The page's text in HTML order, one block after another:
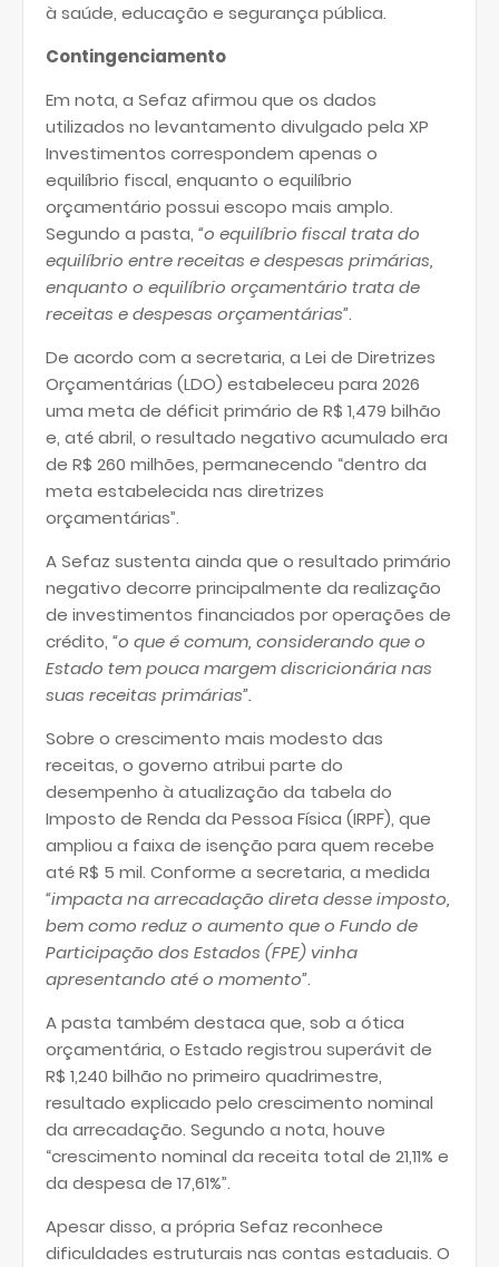
à saúde, educação e segurança pública.
Contingenciamento
Em nota, a Sefaz afirmou que os dados
utilizados no levantamento divulgado pela XP
Investimentos correspondem apenas o
equilíbrio fiscal, enquanto o equilíbrio
orçamentário possui escopo mais amplo.
Segundo a pasta, “o equilíbrio fiscal trata do
equilíbrio entre receitas e despesas primárias,
enquanto o equilíbrio orçamentário trata de
receitas e despesas orçamentárias”.
De acordo com a secretaria, a Lei de Diretrizes
Orçamentárias (LDO) estabeleceu para 2026
uma meta de déficit primário de R$ 1,479 bilhão
e, até abril, o resultado negativo acumulado era
de R$ 260 milhões, permanecendo “dentro da
meta estabelecida nas diretrizes
orçamentárias”.
A Sefaz sustenta ainda que o resultado primário
negativo decorre principalmente da realização
de investimentos financiados por operações de
crédito, “o que é comum, considerando que o
Estado tem pouca margem discricionária nas
suas receitas primárias”.
Sobre o crescimento mais modesto das
receitas, o governo atribui parte do
desempenho à atualização da tabela do
Imposto de Renda da Pessoa Física (IRPF), que
ampliou a faixa de isenção para quem recebe
até R$ 5 mil. Conforme a secretaria, a medida
“impacta na arrecadação direta desse imposto,
bem como reduz o aumento que o Fundo de
Participação dos Estados (FPE) vinha
apresentando até o momento”.
A pasta também destaca que, sob a ótica
orçamentária, o Estado registrou superávit de
R$ 1,240 bilhão no primeiro quadrimestre,
resultado explicado pelo crescimento nominal
da arrecadação. Segundo a nota, houve
“crescimento nominal da receita total de 21,11% e
da despesa de 17,61%”.
Apesar disso, a própria Sefaz reconhece
dificuldades estruturais nas contas estaduais. O